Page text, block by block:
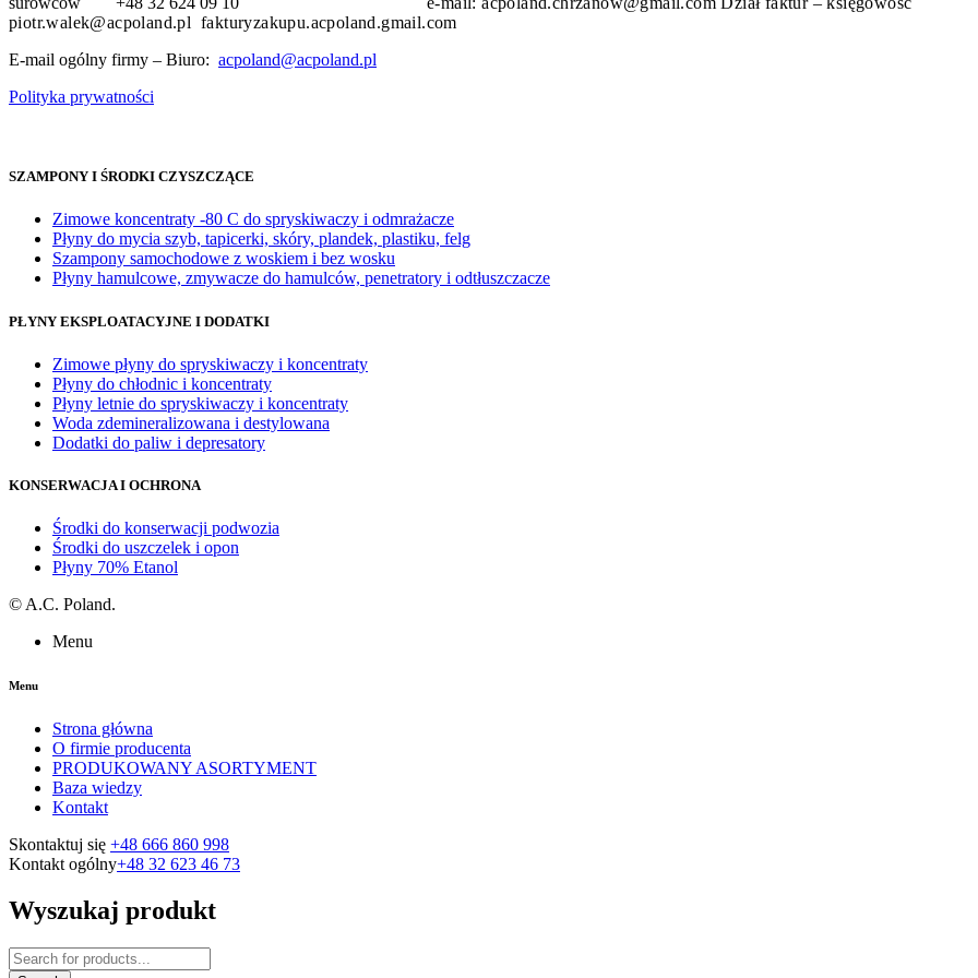
piotr.walek@acpoland.pl fakturyzakupu.acpoland.gmail.com
E-mail ogólny firmy – Biuro: acpoland@acpoland.pl
Polityka prywatności
SZAMPONY I ŚRODKI CZYSZCZĄCE
Zimowe koncentraty -80 C do spryskiwaczy i odmrażacze
Płyny do mycia szyb, tapicerki, skóry, plandek, plastiku, felg
Szampony samochodowe z woskiem i bez wosku
Płyny hamulcowe, zmywacze do hamulców, penetratory i odtłuszczacze
PŁYNY EKSPLOATACYJNE I DODATKI
Zimowe płyny do spryskiwaczy i koncentraty
Płyny do chłodnic i koncentraty
Płyny letnie do spryskiwaczy i koncentraty
Woda zdemineralizowana i destylowana
Dodatki do paliw i depresatory
KONSERWACJA I OCHRONA
Środki do konserwacji podwozia
Środki do uszczelek i opon
Płyny 70% Etanol
© A.C. Poland.
Menu
Menu
Strona główna
O firmie producenta
PRODUKOWANY ASORTYMENT
Baza wiedzy
Kontakt
Skontaktuj się +48 666 860 998
Kontakt ogólny+48 32 623 46 73
Wyszukaj produkt